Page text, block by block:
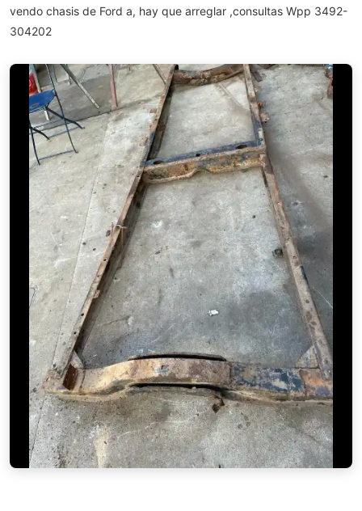
vendo chasis de Ford a, hay que arreglar ,consultas Wpp 3492-
304202